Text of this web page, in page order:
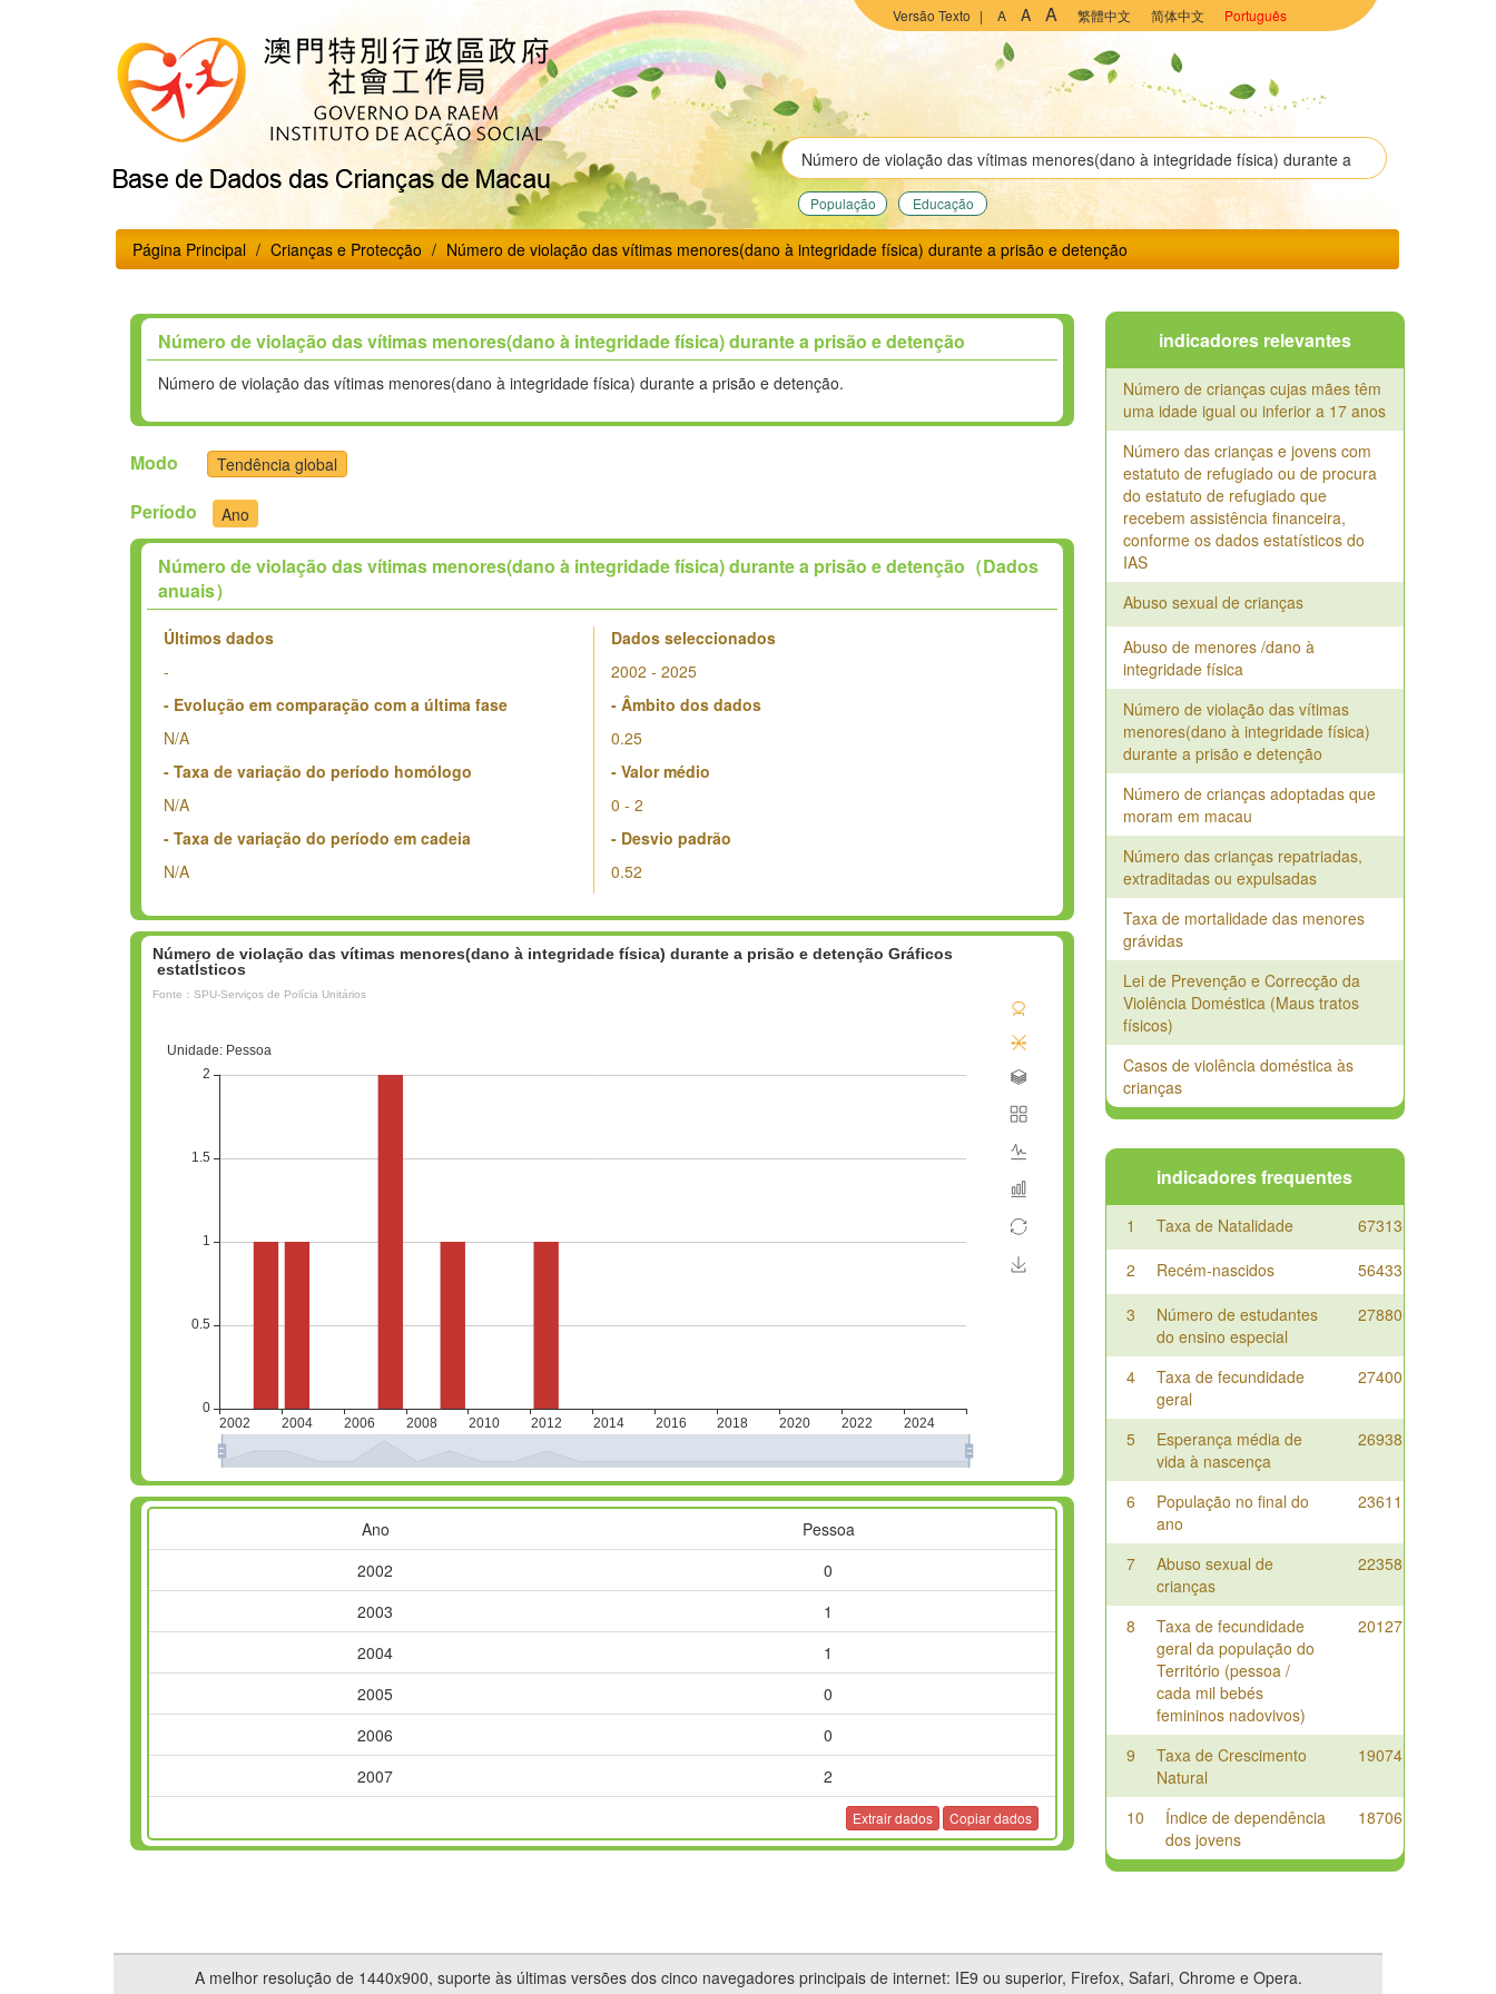
Versão Texto | A A A 繁體中文 简体中文 Português
População Educação
Página Principal Crianças e Protecção Número de violação das vítimas menores(dano à integridade física) durante a prisão e detenção
Número de violação das vítimas menores(dano à integridade física) durante a prisão e detenção
Número de violação das vítimas menores(dano à integridade física) durante a prisão e detenção.
Modo Tendência global
Período Ano
Número de violação das vítimas menores(dano à integridade física) durante a prisão e detenção（Dados
anuais）
Últimos dados
-
- Evolução em comparação com a última fase
N/A
- Taxa de variação do período homólogo
N/A
- Taxa de variação do período em cadeia
N/A
Dados seleccionados
2002 - 2025
- Âmbito dos dados
0.25
- Valor médio
0 - 2
- Desvio padrão
0.52
Ano
Pessoa
2002
0
2003
1
2004
1
2005
0
2006
0
2007
2
2009
1
2012
1
Copiar dados
Extrair dados
indicadores relevantes
Número de crianças cujas mães têm
uma idade igual ou inferior a 17 anos
Número das crianças e jovens com
estatuto de refugiado ou de procura
do estatuto de refugiado que
recebem assistência financeira,
conforme os dados estatísticos do
IAS
Abuso sexual de crianças
Abuso de menores /dano à
integridade física
Número de violação das vítimas
menores(dano à integridade física)
durante a prisão e detenção
Número de crianças adoptadas que
moram em macau
Número das crianças repatriadas,
extraditadas ou expulsadas
Taxa de mortalidade das menores
grávidas
Lei de Prevenção e Correcção da
Violência Doméstica (Maus tratos
físicos)
Casos de violência doméstica às
crianças
indicadores frequentes
1 Taxa de Natalidade
67313
2
Recém-nascidos
56433
3
Número de estudantes
do ensino especial
27880
4
Taxa de fecundidade
geral
27400
5
Esperança média de
vida à nascença
26938
6
População no final do
ano
23611
7
Abuso sexual de
crianças
22358
8
Taxa de fecundidade
geral da população do
Território (pessoa /
cada mil bebés
femininos nadovivos)
20127
9
Taxa de Crescimento
Natural
19074
10
Índice de dependência
dos jovens
18706
A melhor resolução de 1440x900, suporte às últimas versões dos cinco navegadores principais de internet: IE9 ou superior, Firefox, Safari, Chrome e Opera.